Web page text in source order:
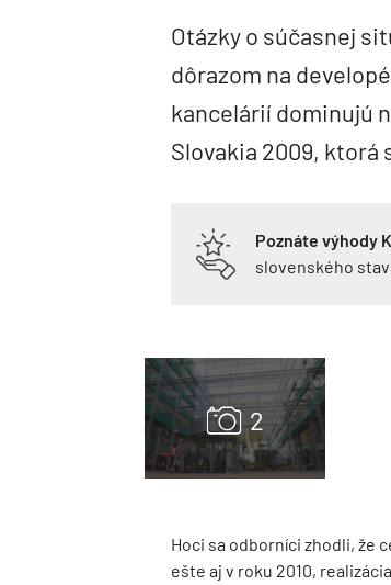
Otázky o súčasnej
dôrazom na
kancelárií dominujú
Slovakia 2009, ktorá
Poznáte výhody
slovenského
Hoci sa odborníci zhodli, že
ešte aj v roku 2010,